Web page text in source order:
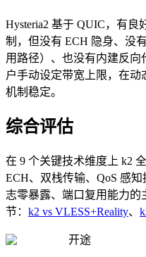
Hysteria2 基于 QUIC，有良
制，但没有 ECH 隐身、没
用路径）、也没有内建反向
户手动设定带宽上限，在动
机制稳定。
综合评估
在 9 个关键技术维度上 k2
ECH、双栈传输、QoS 感
志零暴露、端口复用能力的
节： k2 vs VLESS+Reality、
开途